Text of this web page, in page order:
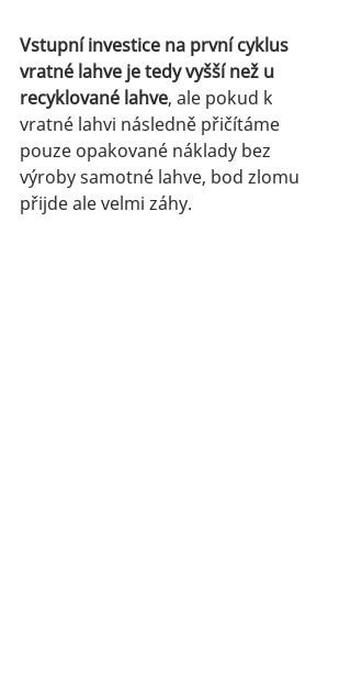
Vstupní investice na první cyklus
vratné lahve je tedy vyšší než u
recyklované lahve, ale pokud k
vratné lahvi následně přičítáme
pouze opakované náklady bez
výroby samotné lahve, bod zlomu
přijde ale velmi záhy.